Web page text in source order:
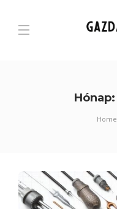
Hónap:
Home